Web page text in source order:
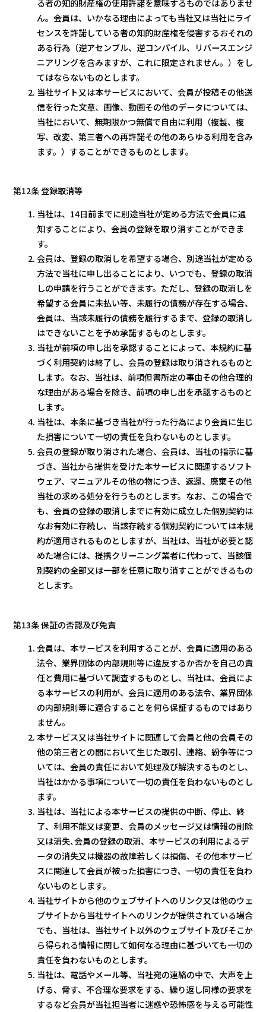
る者の知的財産権の使用許諾を意味するものではありませ
ん。会員は、いかなる理由によっても当社又は当社にライ
センスを許諾している者の知的財産権を侵害するおそれの
ある行為（逆アセンブル、逆コンパイル、リバースエンジ
ニアリングを含みますが、これに限定されません。）をし
てはならないものとします。
当社サイト又は本サービスにおいて、会員が投稿その他送
信を行った文章、画像、動画その他のデータについては、
当社において、無期限かつ無償で自由に利用（複製、複
写、改変、第三者への再許諾その他のあらゆる利用を含み
ます。）することができるものとします。
第12条 登録取消等
当社は、14日前までに別途当社が定める方法で会員に通
知することにより、会員の登録を取り消すことができま
す。
会員は、登録の取消しを希望する場合、別途当社が定める
方法で当社に申し出ることにより、いつでも、登録の取消
しの申請を行うことができます。ただし、登録の取消しを
希望する会員に未払い等、未履行の債務が存在する場合、
会員は、当該未履行の債務を履行するまで、登録の取消し
はできないことを予め承諾するものとします。
当社が前項の申し出を承認することによって、本規約に基
づく利用契約は終了し、会員の登録は取り消されるものと
します。なお、当社は、前項但書所定の事由その他合理的
な理由がある場合を除き、前項の申し出を承認するものと
します。
当社は、本条に基づき当社が行った行為により会員に生じ
た損害について一切の責任を負わないものとします。
会員の登録が取り消された場合、会員は、当社の指示に基
づき、当社から提供を受けた本サービスに関連するソフト
ウェア、マニュアルその他の物につき、返還、廃棄その他
当社の求める処分を行うものとします。なお、この場合で
も、会員の登録の取消しまでに有効に成立した個別契約は
なお有効に存続し、当該存続する個別契約については本規
約が適用されるものとしますが、当社は、当社が必要と認
めた場合には、提携クリーニング業者に代わって、当該個
別契約の全部又は一部を任意に取り消すことができるもの
とします。
第13条 保証の否認及び免責
会員は、本サービスを利用することが、会員に適用のある
法令、業界団体の内部規則等に違反するか否かを自己の責
任と費用に基づいて調査するものとし、当社は、会員によ
る本サービスの利用が、会員に適用のある法令、業界団体
の内部規則等に適合することを何ら保証するものではあり
ません。
本サービス又は当社サイトに関連して会員と他の会員その
他の第三者との間において生じた取引、連絡、紛争等につ
いては、会員の責任において処理及び解決するものとし、
当社はかかる事項について一切の責任を負わないものとし
ます。
当社は、当社による本サービスの提供の中断、停止、終
了、利用不能又は変更、会員のメッセージ又は情報の削除
又は消失､会員の登録の取消、本サービスの利用によるデ
ータの消失又は機器の故障若しくは損傷、その他本サービ
スに関連して会員が被った損害につき、一切の責任を負わ
ないものとします。
当社サイトから他のウェブサイトへのリンク又は他のウェ
ブサイトから当社サイトへのリンクが提供されている場合
でも、当社は、当社サイト以外のウェブサイト及びそこか
ら得られる情報に関して如何なる理由に基づいても一切の
責任を負わないものとします。
当社は、電話やメール等、当社宛の連絡の中で、大声を上
げる、脅す、不合理な要求をする、繰り返し同様の要求を
するなど会員が当社担当者に迷惑や恐怖感を与える可能性